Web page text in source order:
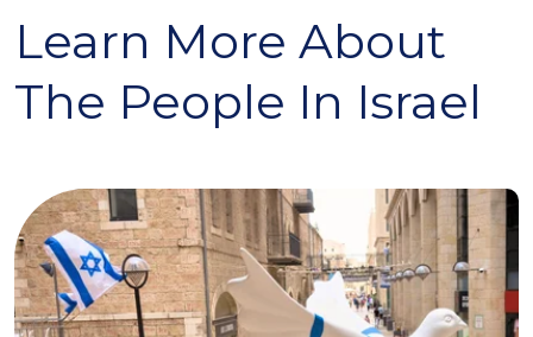
Learn More About
The People In Israel